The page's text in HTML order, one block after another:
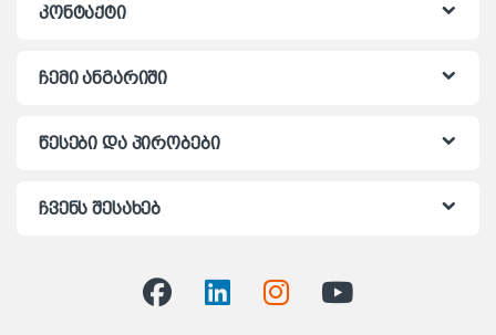
კონტაქტი
ჩემი ანგარიში
წესები და პირობები
ჩვენს შესახებ